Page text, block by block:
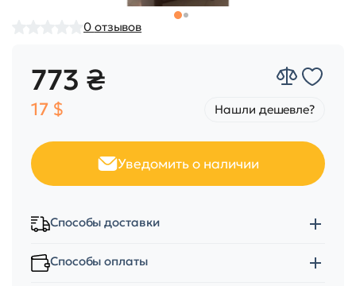
0 отзывов
773 ₴
17 $ Нашли дешевле?
Уведомить о наличии
Способы доставки
Способы оплаты